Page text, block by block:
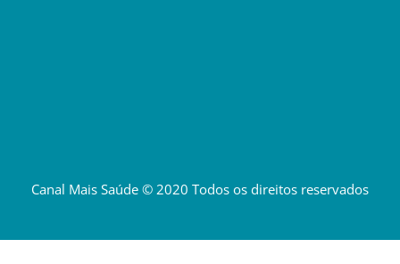
Canal Mais Saúde © 2020 Todos os direitos reservados